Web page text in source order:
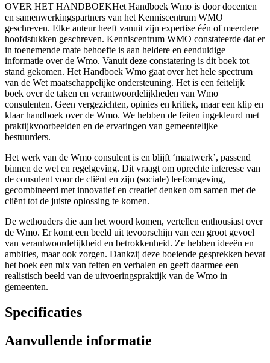
OVER HET HANDBOEKHet Handboek Wmo is door docenten
en samenwerkingspartners van het Kenniscentrum WMO
geschreven. Elke auteur heeft vanuit zijn expertise één of meerdere
hoofdstukken geschreven. Kenniscentrum WMO constateerde dat er
in toenemende mate behoefte is aan heldere en eenduidige
informatie over de Wmo. Vanuit deze constatering is dit boek tot
stand gekomen. Het Handboek Wmo gaat over het hele spectrum
van de Wet maatschappelijke ondersteuning. Het is een feitelijk
boek over de taken en verantwoordelijkheden van Wmo
consulenten. Geen vergezichten, opinies en kritiek, maar een klip en
klaar handboek over de Wmo. We hebben de feiten ingekleurd met
praktijkvoorbeelden en de ervaringen van gemeentelijke
bestuurders.
Het werk van de Wmo consulent is en blijft ‘maatwerk’, passend
binnen de wet en regelgeving. Dit vraagt om oprechte interesse van
de consulent voor de cliënt en zijn (sociale) leef­omgeving,
gecombineerd met innovatief en creatief denken om samen met de
cliënt tot de juiste oplossing te komen.
De wethouders die aan het woord komen, vertellen enthousiast over
de Wmo. Er komt een beeld uit tevoorschijn van een groot gevoel
van verantwoordelijkheid en betrokkenheid. Ze hebben ideeën en
ambities, maar ook zorgen. Dankzij deze boeiende gesprekken bevat
het boek een mix van feiten en verhalen en geeft daarmee een
realistisch beeld van de uitvoeringspraktijk van de Wmo in
gemeenten.
Specificaties
Aanvullende informatie